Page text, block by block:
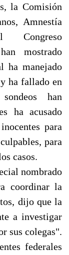
la Comisión
Amnestía
Congreso
mostrado
ha manejado
ha fallado en
han
ha acusado
para
para
casos.
nombrado
coordinar la
dijo que la
a investigar
sus colegas".
federales